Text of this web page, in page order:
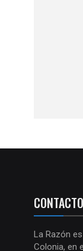
CONTACTO
La Razón
Colonia, en